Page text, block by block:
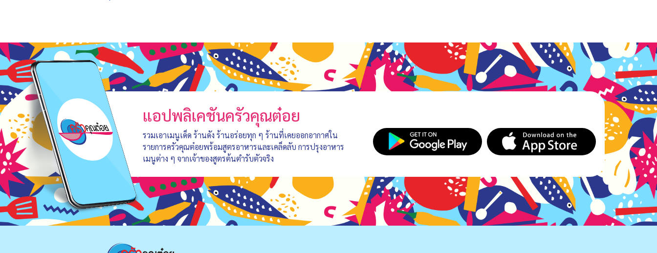
แอปพลิเคชันครัวคุณต๋อย
รวมเอาเมนูเด็ด ร้านดัง ร้านอร่อยทุก ๆ ร้านที่เคยออกอากาศใน
รายการครัวคุณต๋อยพร้อมสูตรอาหารและเคล็ดลับ การปรุงอาหาร
เมนูต่าง ๆ จากเจ้าของสูตรต้นตำรับตัวจริง